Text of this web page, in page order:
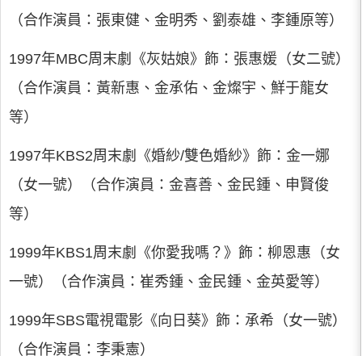
（合作演員：張東健、金明秀、劉泰雄、李鍾原等）
1997年MBC周末劇《灰姑娘》飾：張惠媛（女二號）
（合作演員：黃新惠、金承佑、金燦宇、鮮于龍女
等）
1997年KBS2周末劇《婚紗/雙色婚紗》飾：金一娜
（女一號）（合作演員：金喜善、金民鍾、申賢俊
等）
1999年KBS1周末劇《你愛我嗎？》飾：柳恩惠（女
一號）（合作演員：崔秀鍾、金民鍾、金英愛等）
1999年SBS電視電影《向日葵》飾：承希（女一號）
（合作演員：李秉憲）